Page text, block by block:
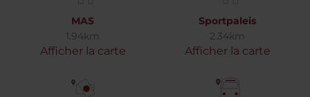
MAS
1.94km
Afficher la carte
Sportpaleis
2.34km
Afficher la carte